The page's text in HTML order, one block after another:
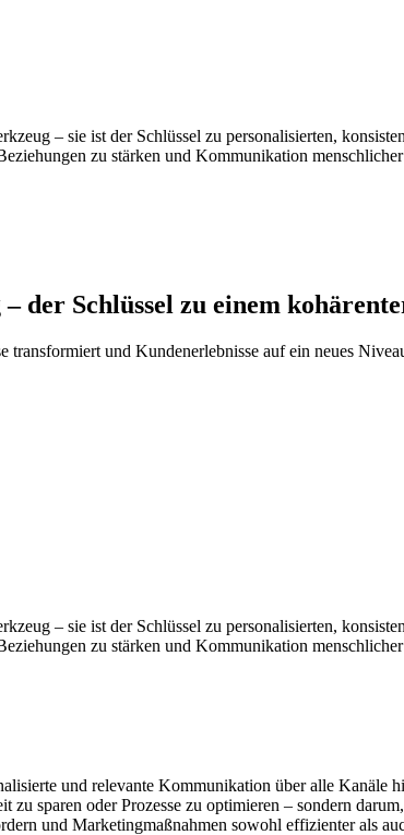
– sie ist der Schlüssel zu personalisierten,
zu stärken und Kommunikation
der Schlüssel zu einem
und Kundenerlebnisse auf ein neues
– sie ist der Schlüssel zu personalisierten,
zu stärken und Kommunikation
und relevante Kommunikation über alle Kanäle
zu sparen oder Prozesse zu optimieren – sondern
und Marketingmaßnahmen sowohl effizienter als